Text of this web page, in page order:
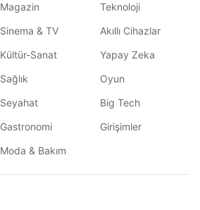
Magazin
Sinema & TV
Kültür-Sanat
Sağlık
Seyahat
Gastronomi
Moda & Bakım
Teknoloji
Akıllı Cihazlar
Yapay Zeka
Oyun
Big Tech
Girişimler